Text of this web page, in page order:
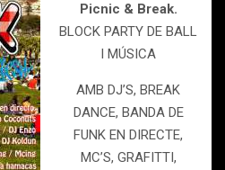
Picnic & Break.
BLOCK PARTY DE BALL
I MÚSICA
AMB DJ’S, BREAK
DANCE, BANDA DE
FUNK EN DIRECTE,
MC’S, GRAFITTI,